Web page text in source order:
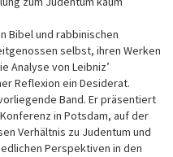
Bibel und rabbinischen
selbst, ihren Werken
Analyse von Leibniz’
Reflexion ein Desiderat.
Band. Er präsentiert
in Potsdam, auf der
Verhältnis zu Judentum und
Perspektiven in den